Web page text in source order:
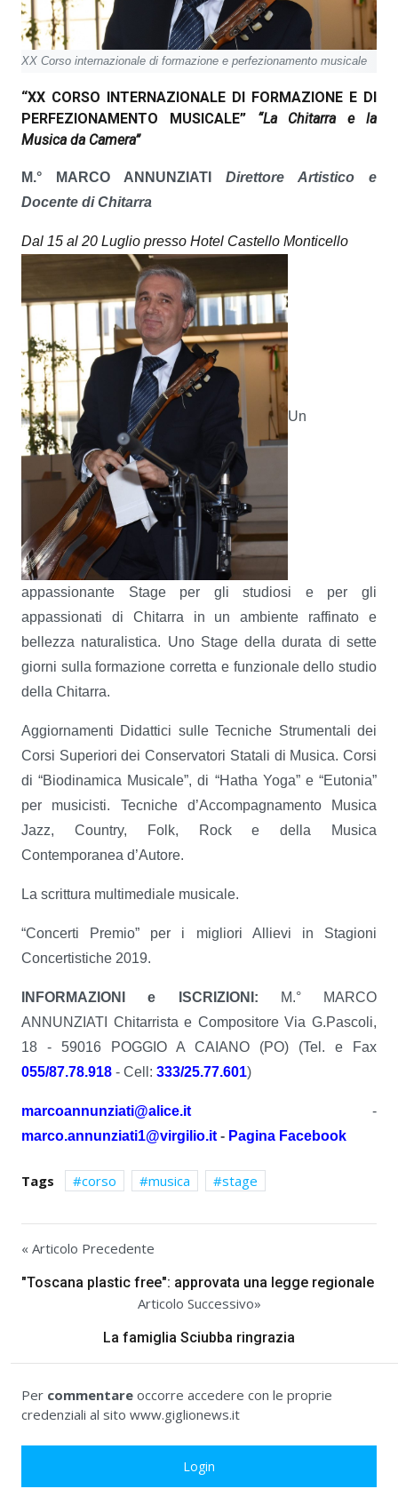
XX Corso internazionale di formazione e perfezionamento musicale
“XX CORSO INTERNAZIONALE DI FORMAZIONE E DI
PERFEZIONAMENTO MUSICALE” “La Chitarra e la
Musica da Camera”
M.° MARCO ANNUNZIATI Direttore Artistico e
Docente di Chitarra
Dal 15 al 20 Luglio presso Hotel Castello Monticello
Un
appassionante Stage per gli studiosi e per gli
appassionati di Chitarra in un ambiente raffinato e
bellezza naturalistica. Uno Stage della durata di sette
giorni sulla formazione corretta e funzionale dello studio
della Chitarra.
Aggiornamenti Didattici sulle Tecniche Strumentali dei
Corsi Superiori dei Conservatori Statali di Musica. Corsi
di “Biodinamica Musicale”, di “Hatha Yoga” e “Eutonia”
per musicisti. Tecniche d’Accompagnamento Musica
Jazz, Country, Folk, Rock e della Musica
Contemporanea d’Autore.
La scrittura multimediale musicale.
“Concerti Premio” per i migliori Allievi in Stagioni
Concertistiche 2019.
INFORMAZIONI e ISCRIZIONI: M.° MARCO
ANNUNZIATI Chitarrista e Compositore Via G.Pascoli,
18 - 59016 POGGIO A CAIANO (PO)
(Tel. e Fax
055/87.78.918 - Cell: 333/25.77.601)
marcoannunziati@alice.it -
marco.annunziati1@virgilio.it - Pagina Facebook
Tags corso musica stage
« Articolo Precedente
"Toscana plastic free": approvata una legge regionale
Articolo Successivo»
La famiglia Sciubba ringrazia
Per commentare occorre accedere con le proprie
credenziali al sito www.giglionews.it
Login